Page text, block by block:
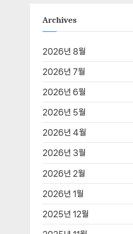
Archives
2026년 8월
2026년 7월
2026년 6월
2026년 5월
2026년 4월
2026년 3월
2026년 2월
2026년 1월
2025년 12월